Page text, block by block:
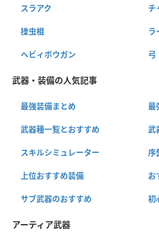
スラアク チ
操虫棍 ラ
ヘビィボウガン 弓
武器・装備の人気記事
最強装備まとめ 最
武器種一覧とおすすめ 武
スキルシミュレーター 序
上位おすすめ装備 お
サブ武器のおすすめ 初
アーティア武器